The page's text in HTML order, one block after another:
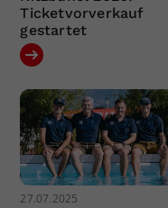
Ticketvorverkauf
gestartet
27.07.2025